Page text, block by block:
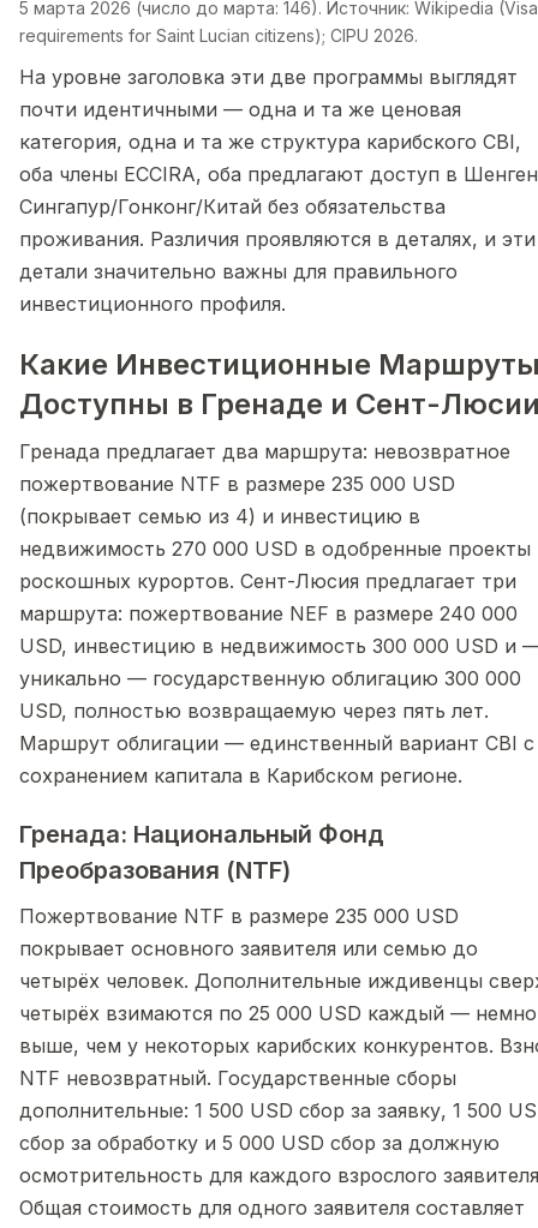
5 марта 2026 (число до марта: 146). Источник: Wikipedia (Visa
requirements for Saint Lucian citizens); CIPU 2026.
На уровне заголовка эти две программы выглядят
почти идентичными — одна и та же ценовая
категория, одна и та же структура карибского CBI,
оба члены ECCIRA, оба предлагают доступ в
Сингапур/Гонконг/Китай без обязательства
проживания. Различия проявляются в деталях, и эти
детали значительно важны для правильного
инвестиционного профиля.
Какие Инвестиционные
Доступны в Гренаде и Сент-
Гренада предлагает два маршрута: невозвратное
пожертвование NTF в размере 235 000 USD
(покрывает семью из 4) и инвестицию в
недвижимость 270 000 USD в одобренные проекты
роскошных курортов. Сент-Люсия предлагает три
маршрута: пожертвование NEF в размере 240 000
USD, инвестицию в недвижимость 300 000 USD и
уникально — государственную облигацию 300 000
USD, полностью возвращаемую через пять лет.
Маршрут облигации — единственный вариант CBI с
сохранением капитала в Карибском регионе.
Гренада: Национальный Фонд
Преобразования (NTF)
Пожертвование NTF в размере 235 000 USD
покрывает основного заявителя или семью до
четырёх человек. Дополнительные иждивенцы
четырёх взимаются по 25 000 USD каждый —
выше, чем у некоторых карибских конкурентов.
NTF невозвратный. Государственные сборы
дополнительные: 1 500 USD сбор за заявку, 1 500
сбор за обработку и 5 000 USD сбор за должную
осмотрительность для каждого взрослого
Общая стоимость для одного заявителя составляет